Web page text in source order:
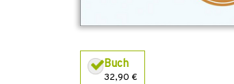
Buch
32,90 €